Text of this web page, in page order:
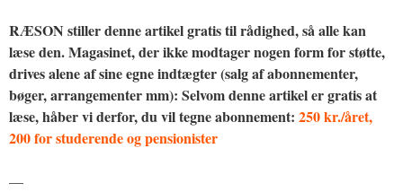
RÆSON stiller denne artikel gratis til rådighed, så alle kan
læse den. Magasinet, der ikke modtager nogen form for støtte,
drives alene af sine egne indtægter (salg af abonnementer,
bøger, arrangementer mm): Selvom denne artikel er gratis at
læse, håber vi derfor, du vil tegne abonnement: 250 kr./året,
200 for studerende og pensionister
—